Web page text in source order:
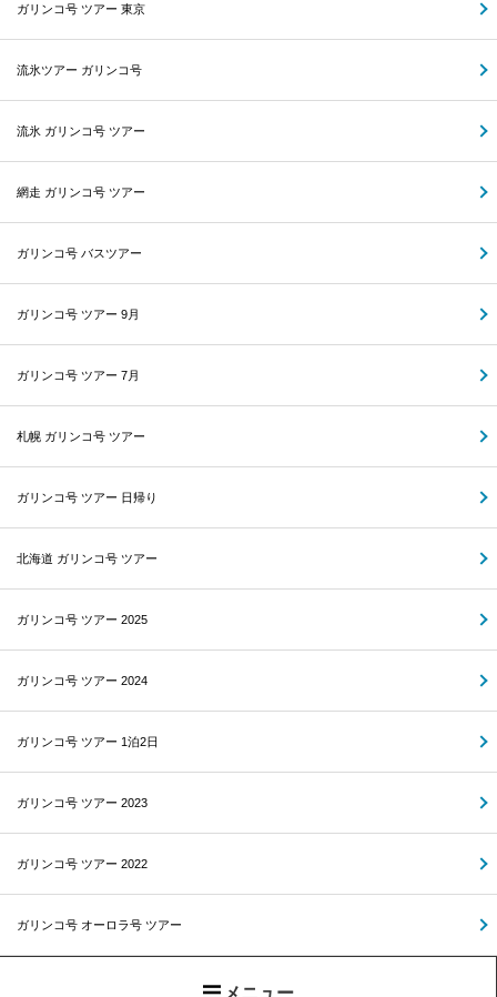
ガリンコ号 ツアー 東京
流氷ツアー ガリンコ号
流氷 ガリンコ号 ツアー
網走 ガリンコ号 ツアー
ガリンコ号 バスツアー
ガリンコ号 ツアー 9月
ガリンコ号 ツアー 7月
札幌 ガリンコ号 ツアー
ガリンコ号 ツアー 日帰り
北海道 ガリンコ号 ツアー
ガリンコ号 ツアー 2025
ガリンコ号 ツアー 2024
ガリンコ号 ツアー 1泊2日
ガリンコ号 ツアー 2023
ガリンコ号 ツアー 2022
ガリンコ号 オーロラ号 ツアー